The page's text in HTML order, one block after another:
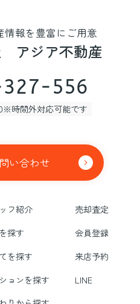
情報を豊富にご用意
アジア不動産
556
時間外対応可能です
い合わせ
フ紹介
売却査定
探す
会員登録
を探す
来店予約
ョンを探す
LINE